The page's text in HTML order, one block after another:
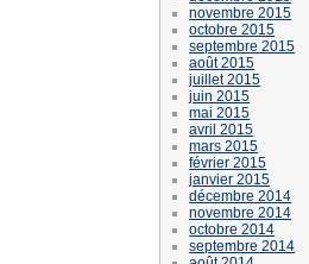
novembre 2015
octobre 2015
septembre 2015
août 2015
juillet 2015
juin 2015
mai 2015
avril 2015
mars 2015
février 2015
janvier 2015
décembre 2014
novembre 2014
octobre 2014
septembre 2014